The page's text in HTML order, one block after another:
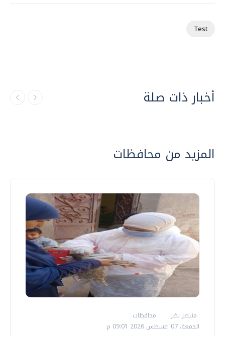
Test
أخبار ذات صلة
المزيد من محافظات
منتصر نضر
محافظات
الجمعة، 07 اغسطس 2026 09:01 م